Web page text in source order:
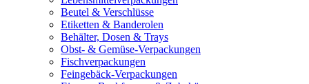
Beutel & Verschlüsse
Etiketten & Banderolen
Behälter, Dosen & Trays
Obst- & Gemüse-Verpackungen
Fischverpackungen
Feingebäck-Verpackungen